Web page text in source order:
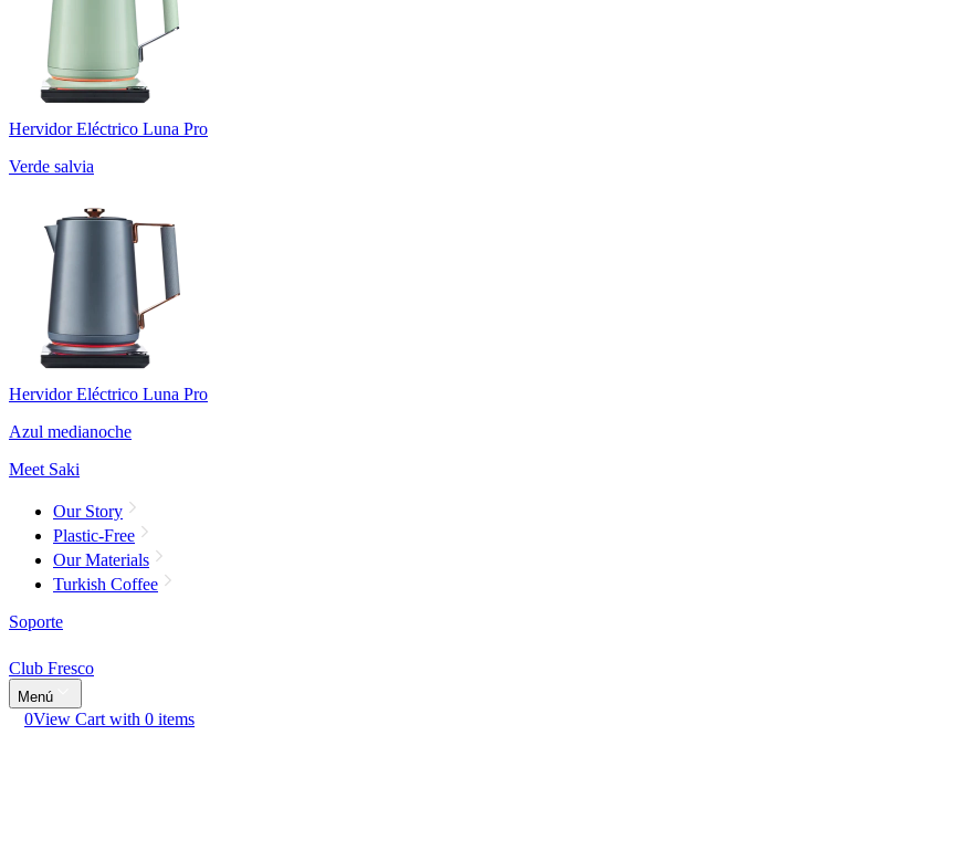
Hervidor Eléctrico Luna Pro
Verde salvia
Hervidor Eléctrico Luna Pro
Azul medianoche
Meet Saki
Our Story
Plastic-Free
Our Materials
Turkish Coffee
Soporte
Club Fresco
Menú
0View Cart with 0 items